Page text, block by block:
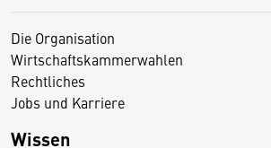
Die Organisation
Wirtschaftskammerwahlen
Rechtliches
Jobs und Karriere
Wissen